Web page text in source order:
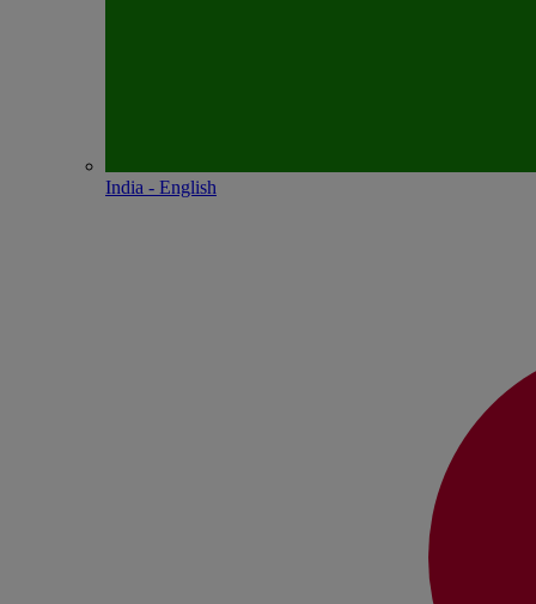
India - English